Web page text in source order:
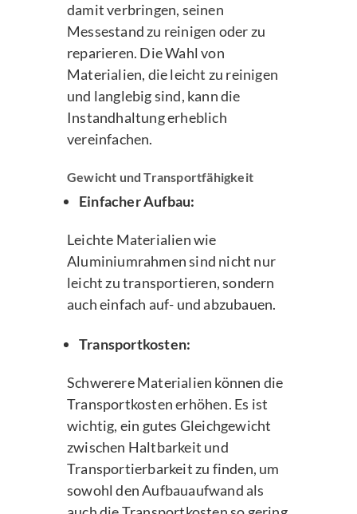
damit verbringen, seinen
Messestand zu reinigen oder zu
reparieren. Die Wahl von
Materialien, die leicht zu reinigen
und langlebig sind, kann die
Instandhaltung erheblich
vereinfachen.
Gewicht und Transportfähigkeit
Einfacher Aufbau:
Leichte Materialien wie
Aluminiumrahmen sind nicht nur
leicht zu transportieren, sondern
auch einfach auf- und abzubauen.
Transportkosten:
Schwerere Materialien können die
Transportkosten erhöhen. Es ist
wichtig, ein gutes Gleichgewicht
zwischen Haltbarkeit und
Transportierbarkeit zu finden, um
sowohl den Aufbauaufwand als